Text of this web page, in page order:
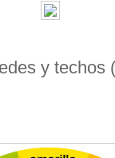
y techos